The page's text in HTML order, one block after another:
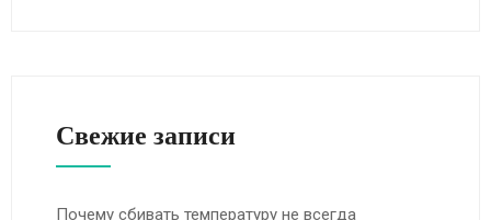
Свежие записи
Почему сбивать температуру не всегда